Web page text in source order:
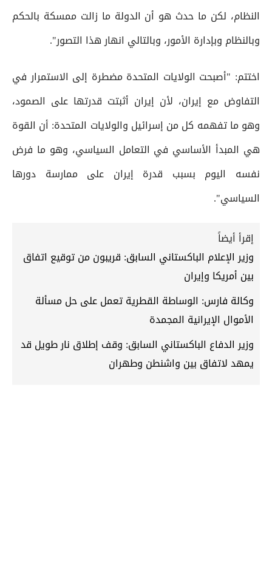
النظام، لكن ما حدث هو أن الدولة ما زالت ممسكة بالحكم
وبالنظام وبإدارة الأمور، وبالتالي انهار هذا التصور".
اختتم: "أصبحت الولايات المتحدة مضطرة إلى الاستمرار في
التفاوض مع إيران، لأن إيران أثبتت قدرتها على الصمود،
وهو ما تفهمه كل من إسرائيل والولايات المتحدة: أن القوة
هي المبدأ الأساسي في التعامل السياسي، وهو ما فرض
نفسه اليوم بسبب قدرة إيران على ممارسة دورها
السياسي".
إقرأ أيضاً
وزير الإعلام الباكستاني السابق: قريبون من توقيع اتفاق
بين أمريكا وإيران
وكالة فارس: الوساطة القطرية تعمل على حل مسألة
الأموال الإيرانية المجمدة
وزير الدفاع الباكستاني السابق: وقف إطلاق نار طويل قد
يمهد لاتفاق بين واشنطن وطهران